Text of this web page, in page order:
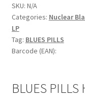
SKU: N/A
Categories: Nuclear
LP
Tag: BLUES PILLS
Barcode (EAN):
BLUES